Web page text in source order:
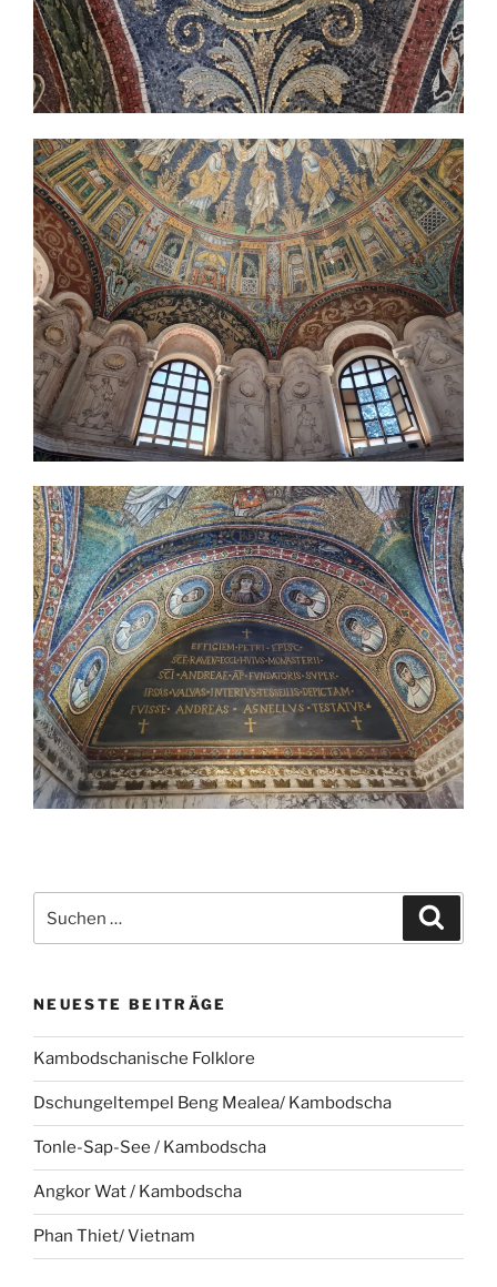
nach:
NEUESTE BEITRÄGE
Kambodschanische Folklore
Dschungeltempel Beng Mealea/ Kambodscha
Tonle-Sap-See / Kambodscha
Angkor Wat / Kambodscha
Phan Thiet/ Vietnam